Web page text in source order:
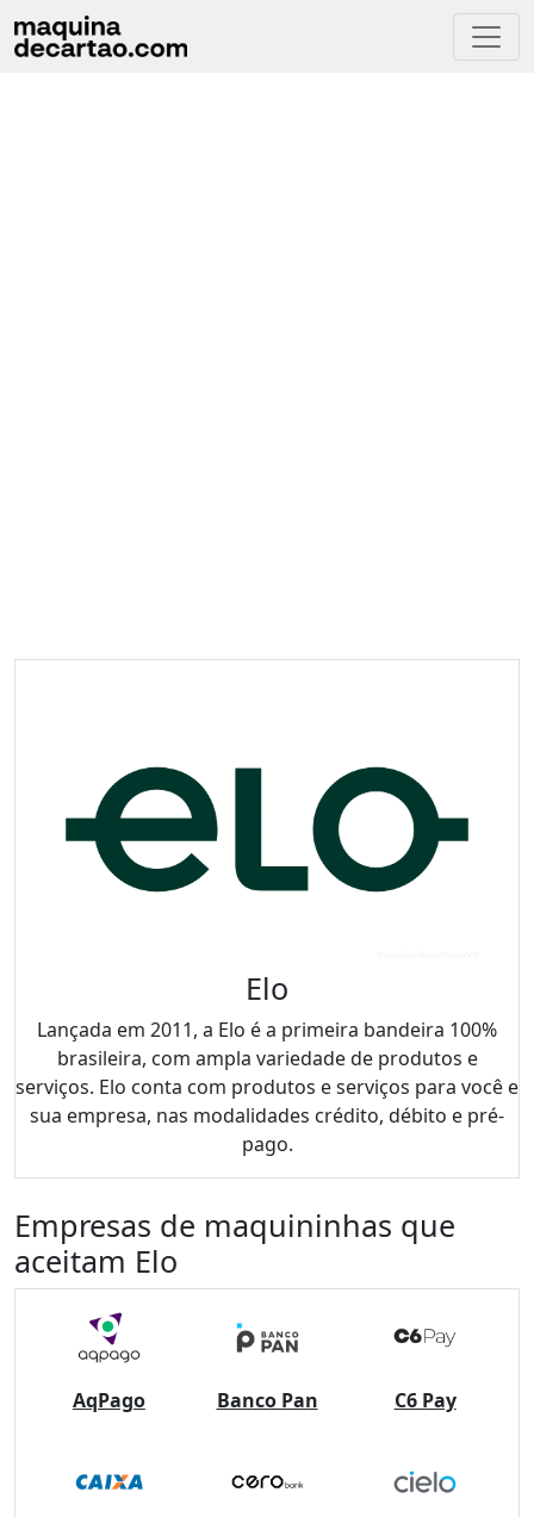
Elo
Lançada em 2011, a Elo é a primeira bandeira 100%
brasileira, com ampla variedade de produtos e
serviços. Elo conta com produtos e serviços para você e
sua empresa, nas modalidades crédito, débito e pré-
pago.
Empresas de maquininhas que
aceitam Elo
AqPago Banco Pan C6 Pay